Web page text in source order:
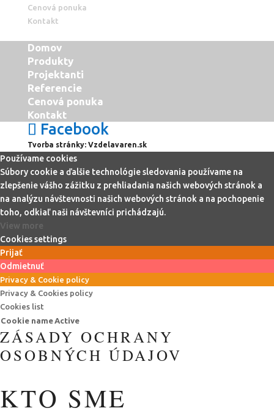
Cenová ponuka
Kontakt
Domov
Produkty
Projektanti
Referencie
Cenová ponuka
Kontakt
Facebook
Tvorba stránky: Vzdelavaren.sk
Používame cookies
Súbory cookie a ďalšie technológie sledovania používame na
zlepšenie vášho zážitku z prehliadania našich webových stránok a
na analýzu návštevnosti našich webových stránok a na pochopenie
toho, odkiaľ naši návštevníci prichádzajú.
View more
Cookies settings
Prijať
Odmietnuť
Privacy & Cookie policy
Privacy & Cookies policy
Cookies list
Cookie nameActive
ZÁSADY OCHRANY
OSOBNÝCH ÚDAJOV
KTO SME